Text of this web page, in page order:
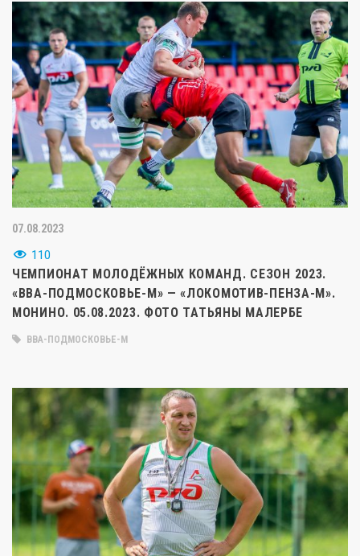
07.08.2023
110
ЧЕМПИОНАТ МОЛОДЁЖНЫХ КОМАНД. СЕЗОН 2023.
«ВВА-ПОДМОСКОВЬЕ-М» — «ЛОКОМОТИВ-ПЕНЗА-М».
МОНИНО. 05.08.2023. ФОТО ТАТЬЯНЫ МАЛЕРБЕ
ВВА-ПОДМОСКОВЬЕ-М